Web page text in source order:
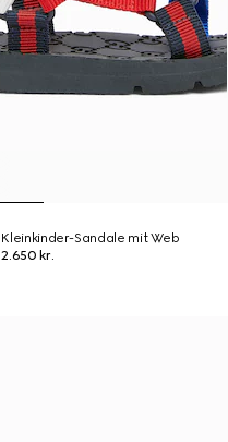
Kleinkinder-Sandale mit Web
2.650 kr.